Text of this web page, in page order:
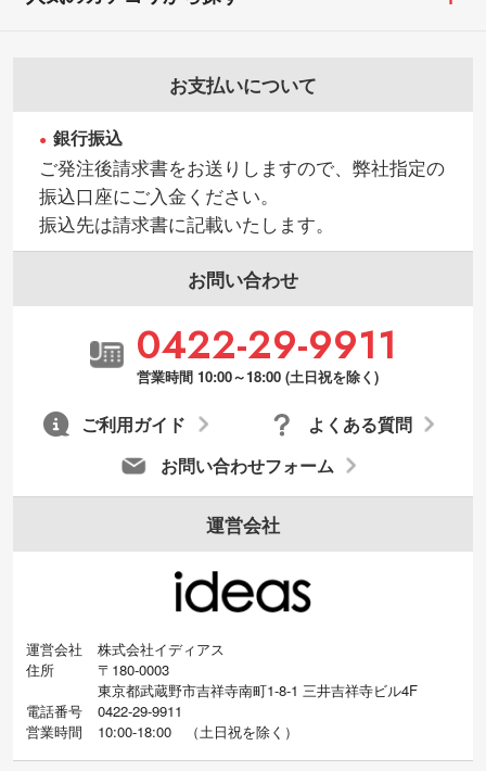
お支払いについて
銀行振込
ご発注後請求書をお送りしますので、弊社指定の
振込口座にご入金ください。
振込先は請求書に記載いたします。
お問い合わせ
0422-29-9911
営業時間 10:00～18:00 (土日祝を除く)
お問い合わせフォーム
よくある質問
ご利用ガイド
運営会社
運営会社
株式会社イディアス
住所
〒180-0003
東京都武蔵野市吉祥寺南町1-8-1 三井吉祥寺ビル4F
電話番号
0422-29-9911
営業時間
10:00-18:00 （土日祝を除く）